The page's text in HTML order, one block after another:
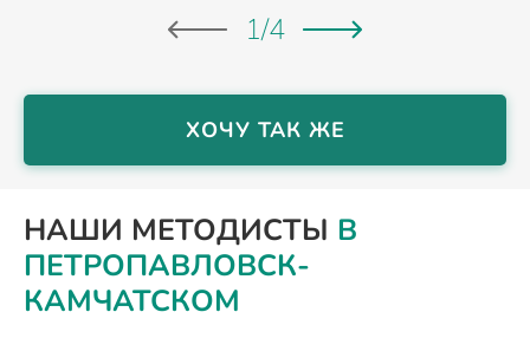
1/4
ХОЧУ ТАК ЖЕ
НАШИ МЕТОДИСТЫ В
ПЕТРОПАВЛОВСК-
КАМЧАТСКОМ